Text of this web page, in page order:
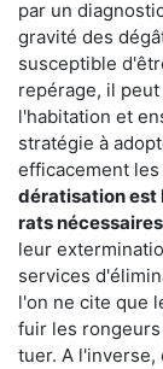
par un
gravité des
susceptible
repérage, il
l'habitation et
stratégie à
efficacement
dératisation est
rats
leur
services
l'on ne cite que
fuir les
tuer. A